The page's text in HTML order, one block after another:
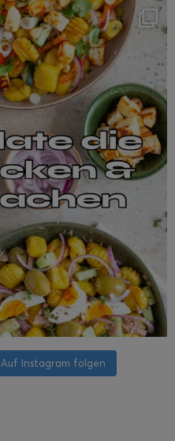
Auf Instagram folgen